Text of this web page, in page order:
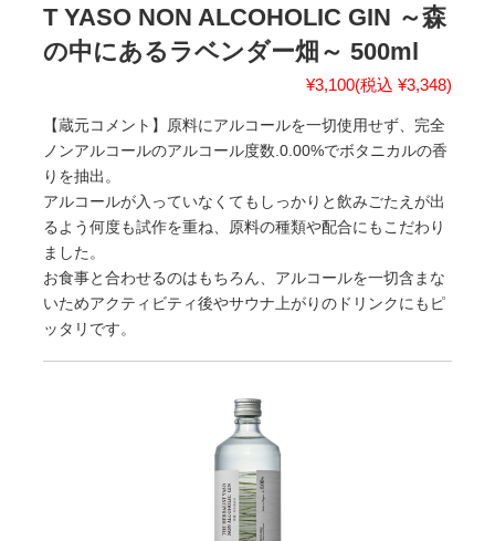
T YASO NON ALCOHOLIC GIN ～森
の中にあるラベンダー畑～ 500ml
¥3,100(税込 ¥3,348)
【蔵元コメント】原料にアルコールを一切使用せず、完全
ノンアルコールのアルコール度数.0.00%でボタニカルの香
りを抽出。
アルコールが入っていなくてもしっかりと飲みごたえが出
るよう何度も試作を重ね、原料の種類や配合にもこだわり
ました。
お食事と合わせるのはもちろん、アルコールを一切含まな
いためアクティビティ後やサウナ上がりのドリンクにもピ
ッタリです。